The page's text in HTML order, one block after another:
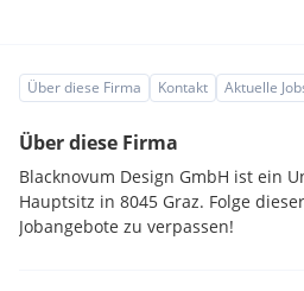
Über diese Firma Kontakt Aktuelle
Über diese Firma
Blacknovum Design GmbH ist ein
Hauptsitz in 8045 Graz. Folge
Jobangebote zu verpassen!